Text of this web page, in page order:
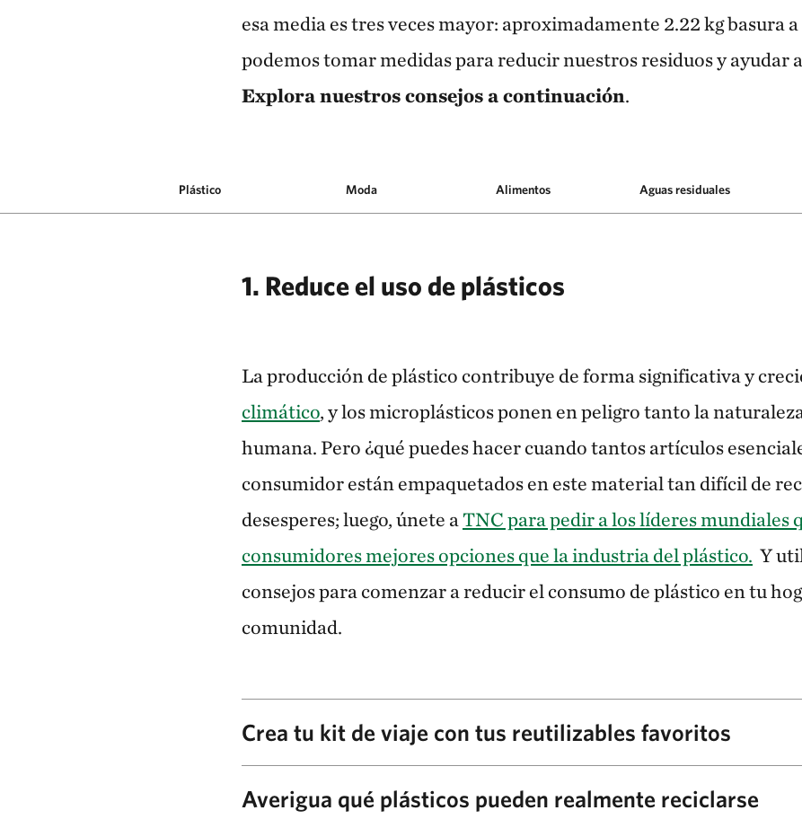
esa media es tres veces mayor: aproximadamente 2.22 kg basura
podemos tomar medidas para reducir nuestros residuos y ayudar
Explora nuestros consejos a continuación.
Plástico Moda Alimentos Aguas residuales
1. Reduce el uso de plásticos
La producción de plástico contribuye de forma significativa y
climático, y los microplásticos ponen en peligro tanto la
humana. Pero ¿qué puedes hacer cuando tantos artículos
consumidor están empaquetados en este material tan difícil de
desesperes; luego, únete a TNC para pedir a los líderes mundiales
consumidores mejores opciones que la industria del plástico. Y
consejos para comenzar a reducir el consumo de plástico en tu
comunidad.
Crea tu kit de viaje con tus reutilizables favoritos
reutilizables muy populares. Algunas tiendas locales incluso ofrecen descuentos si
Averigua qué plásticos pueden realmente reciclarse